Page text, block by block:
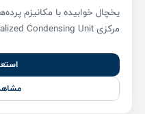
یخچال خوابیده با مکانیزم
مرکزی Centralized Condensing Unit ...